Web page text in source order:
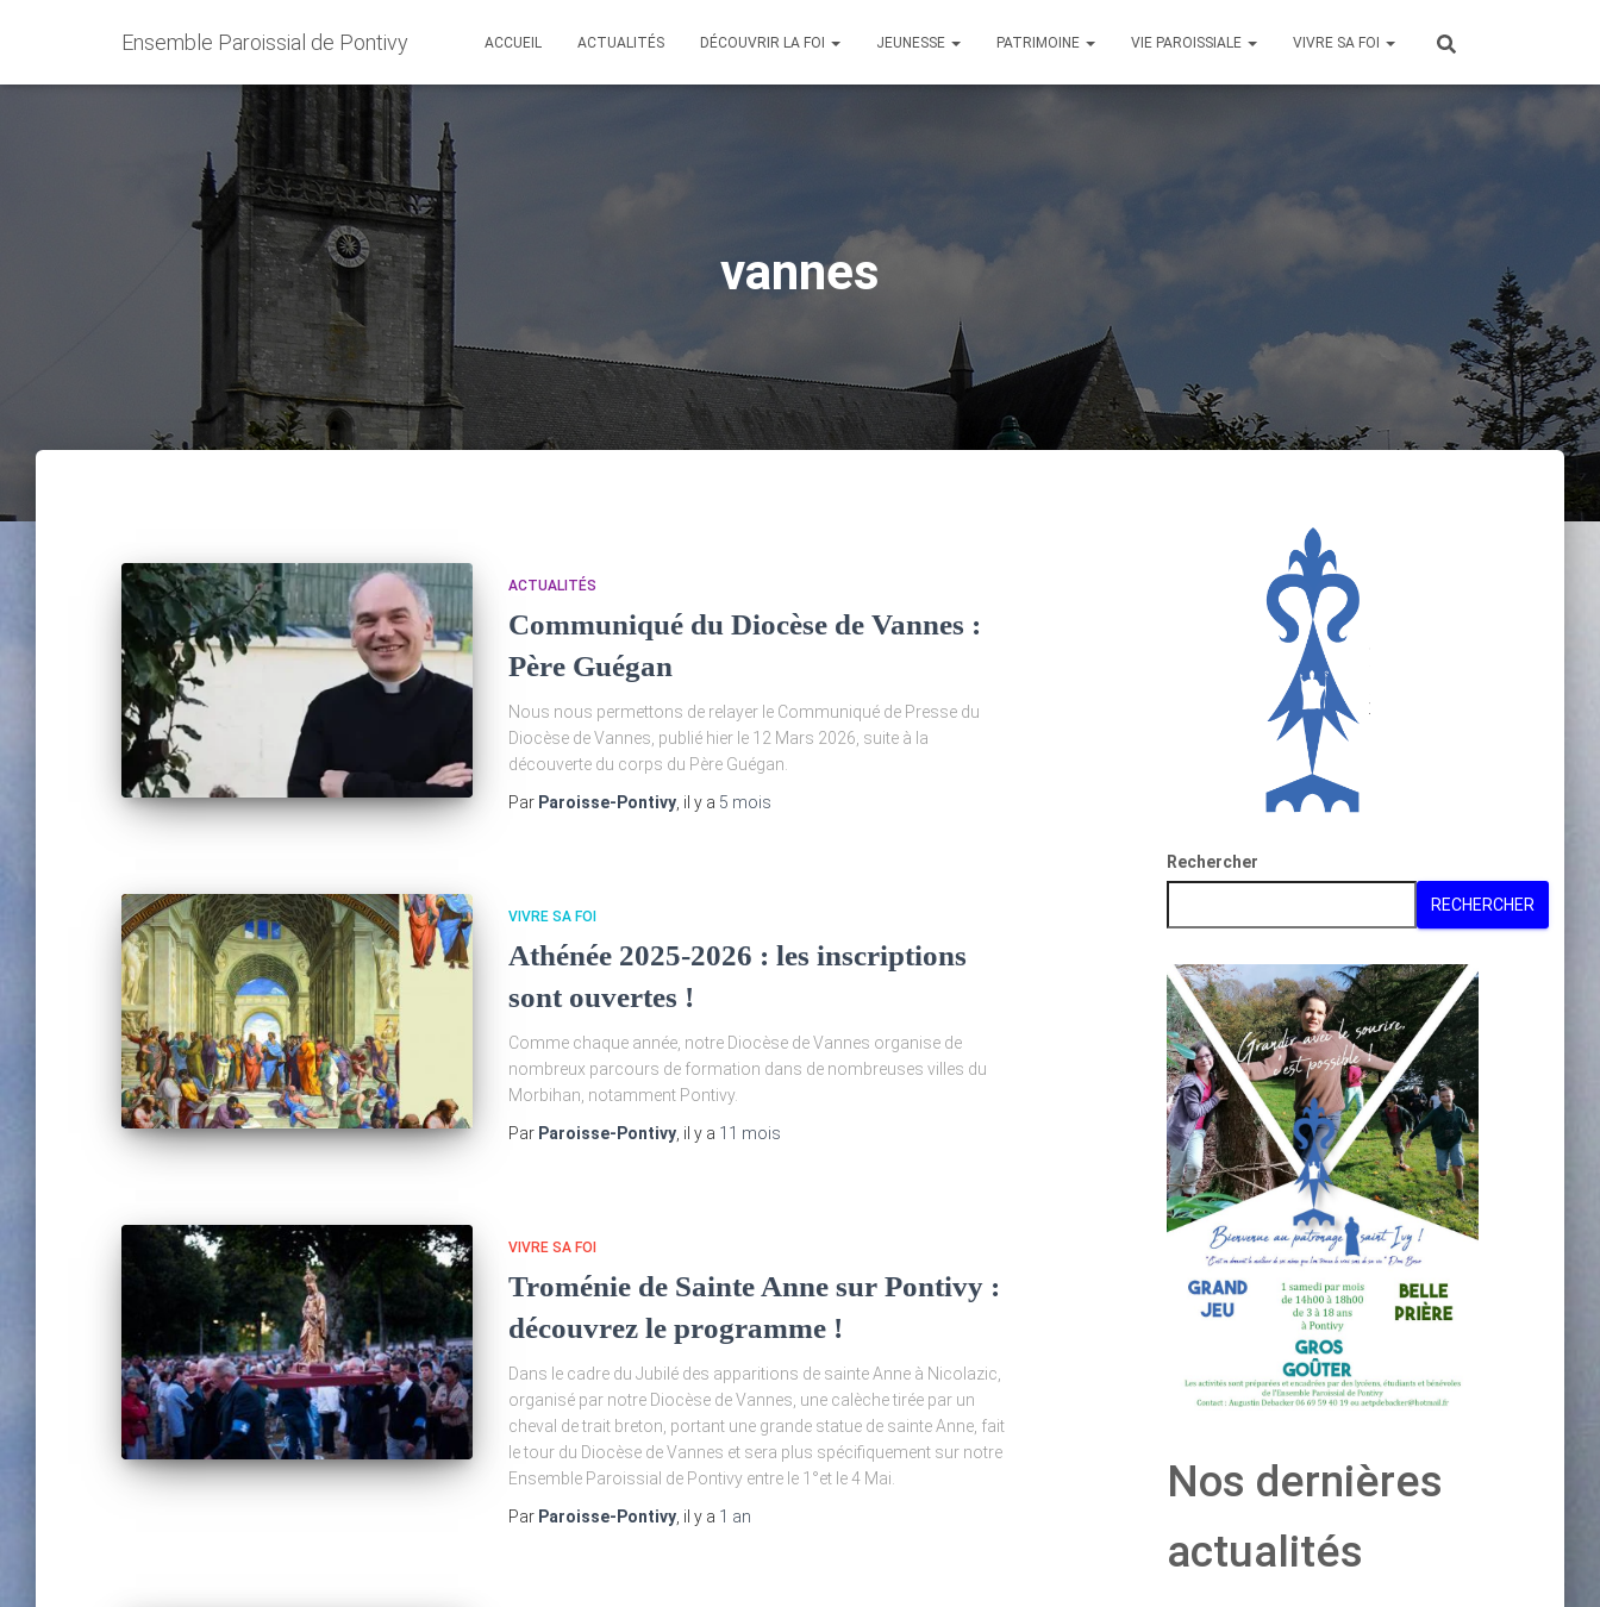
Ensemble Paroissial de Pontivy ACCUEIL ACTUALITÉS DÉCOUVRIR LA FOI JEUNESSE PATRIMOINE VIE PAROISSIALE VIVRE SA FOI
vannes
ACTUALITÉS
Communiqué du Diocèse de Vannes :
Père Guégan
Nous nous permettons de relayer le Communiqué de Presse du
Diocèse de Vannes, publié hier le 12 Mars 2026, suite à la
découverte du corps du Père Guégan.
Par Paroisse-Pontivy , il y a 5 mois
VIVRE SA FOI
Athénée 2025-2026 : les inscriptions
sont ouvertes !
Comme chaque année, notre Diocèse de Vannes organise de
nombreux parcours de formation dans de nombreuses villes du
Morbihan, notamment Pontivy.
Par Paroisse-Pontivy , il y a 11 mois
VIVRE SA FOI
Troménie de Sainte Anne sur Pontivy :
découvrez le programme !
Dans le cadre du Jubilé des apparitions de sainte Anne à Nicolazic,
organisé par notre Diocèse de Vannes, une calèche tirée par un
cheval de trait breton, portant une grande statue de sainte Anne, fait
le tour du Diocèse de Vannes et sera plus spécifiquement sur notre
Ensemble Paroissial de Pontivy entre le 1°et le 4 Mai.
Par Paroisse-Pontivy , il y a 1 an
Rechercher
RECHERCHER
Nos dernières
actualités